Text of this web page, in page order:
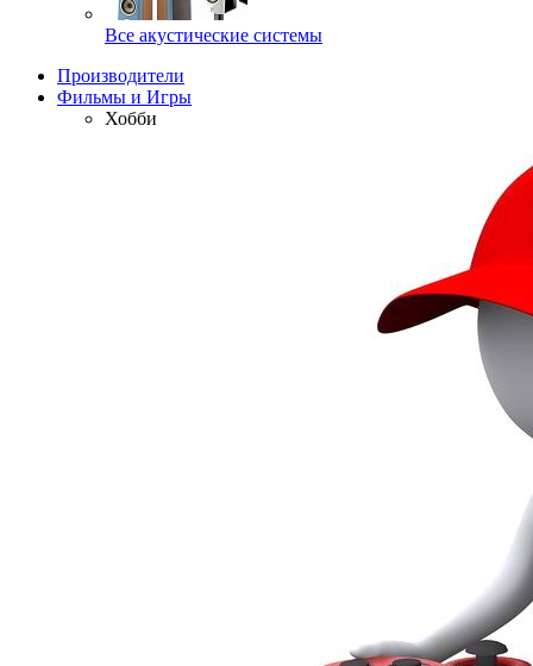
Все акустические системы
Производители
Фильмы и Игры
Хобби